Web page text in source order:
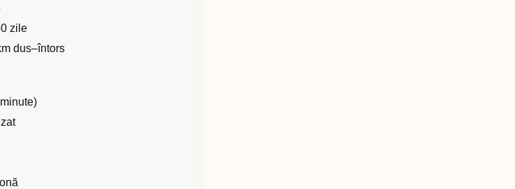
zile
dus–întors